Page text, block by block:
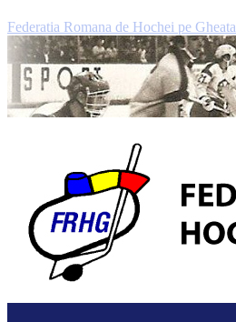
Federatia Romana de Hochei pe Gheata